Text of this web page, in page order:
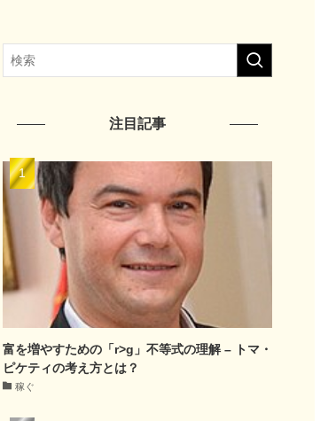
注目記事
富を増やすための「r>g」不等式の理解 – トマ・
ピケティの考え方とは？
稼ぐ